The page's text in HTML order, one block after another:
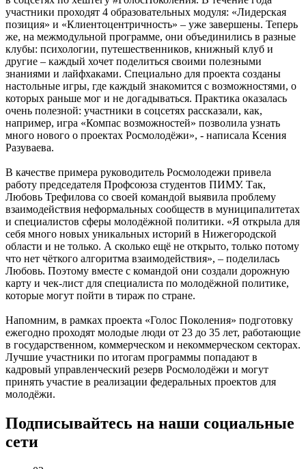
участники проходят 4 образовательных модуля: «Лидерская
позиция» и «Клиентоцентричность» – уже завершены. Теперь
же, на межмодульной программе, они объединились в разные
клубы: психологии, путешественников, книжный клуб и
другие – каждый хочет поделиться своими полезными
знаниями и лайфхаками. Специально для проекта созданы
настольные игры, где каждый знакомится с возможностями, о
которых раньше мог и не догадываться. Практика оказалась
очень полезной: участники в соцсетях рассказали, как,
например, игра «Компас возможностей» позволила узнать
много нового о проектах Росмолодёжи», - написала Ксения
Разуваева.
В качестве примера руководитель Росмолодежи привела
работу председателя Профсоюза студентов ПИМУ. Так,
Любовь Трефилова со своей командой выявила проблему
взаимодействия неформальных сообществ в муниципалитетах
и специалистов сферы молодёжной политики. «Я открыла для
себя много новых уникальных историй в Нижегородской
области и не только. А сколько ещё не открыто, только потому
что нет чёткого алгоритма взаимодействия», – поделилась
Любовь. Поэтому вместе с командой они создали дорожную
карту и чек-лист для специалиста по молодёжной политике,
которые могут пойти в тираж по стране.
Напомним, в рамках проекта «Голос Поколения» подготовку
ежегодно проходят молодые люди от 23 до 35 лет, работающие
в государственном, коммерческом и некоммерческом секторах.
Лучшие участники по итогам программы попадают в
кадровый управленческий резерв Росмолодёжи и могут
принять участие в реализации федеральных проектов для
молодёжи.
Подписывайтесь на наши социальные
сети